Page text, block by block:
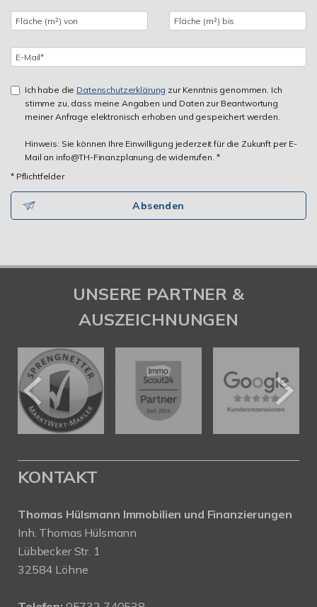
Ich habe die Datenschutzerklärung zur Kenntnis genommen. Ich
stimme zu, dass meine Angaben und Daten zur Beantwortung
meiner Anfrage elektronisch erhoben und gespeichert werden.
Hinweis: Sie können Ihre Einwilligung jederzeit für die Zukunft per E-
Mail an info@TH-Finanzplanung.de widerrufen. *
* Pflichtfelder
Absenden
UNSERE PARTNER &
AUSZEICHNUNGEN
KONTAKT
Thomas Hülsmann Immobilien und Finanzierungen
Inh. Thomas Hülsmann
Lübbecker Str. 1
32584 Löhne